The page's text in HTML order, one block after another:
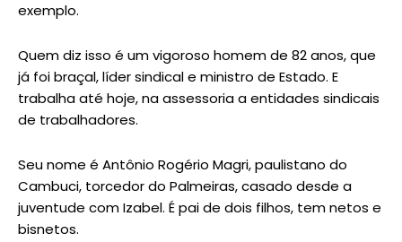
exemplo.
Quem diz isso é um vigoroso homem de 82 anos, que
já foi braçal, líder sindical e ministro de Estado. E
trabalha até hoje, na assessoria a entidades sindicais
de trabalhadores.
Seu nome é Antônio Rogério Magri, paulistano do
Cambuci, torcedor do Palmeiras, casado desde a
juventude com Izabel. É pai de dois filhos, tem netos e
bisnetos.